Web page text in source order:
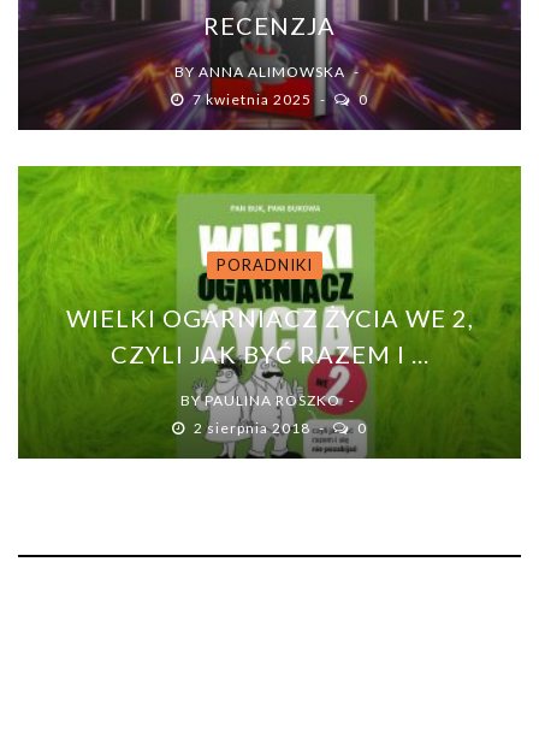
RECENZJA
BYANNA ALIMOWSKA
7 kwietnia 2025
0
PORADNIKI
WIELKI OGARNIACZ ŻYCIA WE 2,
CZYLI JAK BYĆ RAZEM I ...
BYPAULINA ROSZKO
2 sierpnia 2018
0